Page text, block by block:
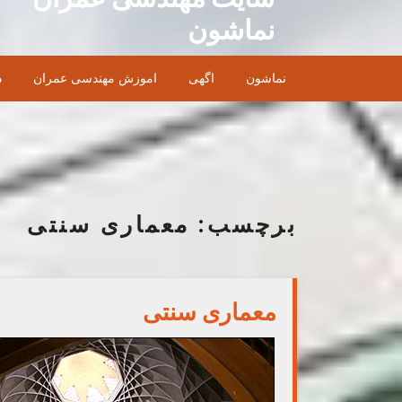
content
نماشون
نماشون اگهی اموزش مهندسی عمران
برچسب: معماری سنتی
معماری سنتی